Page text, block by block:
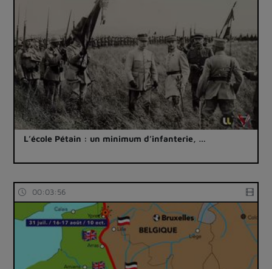
L’école Pétain : un minimum d’infanterie, …
00:03:56